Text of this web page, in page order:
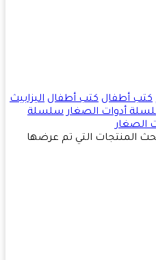
أطفال كتب أطفال اليزابيث
أدوات الصغار سلسلة
المنتجات التي تم عرضها